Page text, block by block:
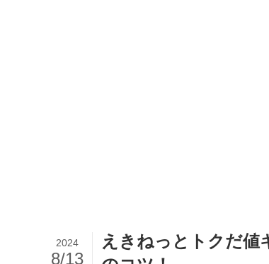
えきねっとトクだ値
2024
8/13